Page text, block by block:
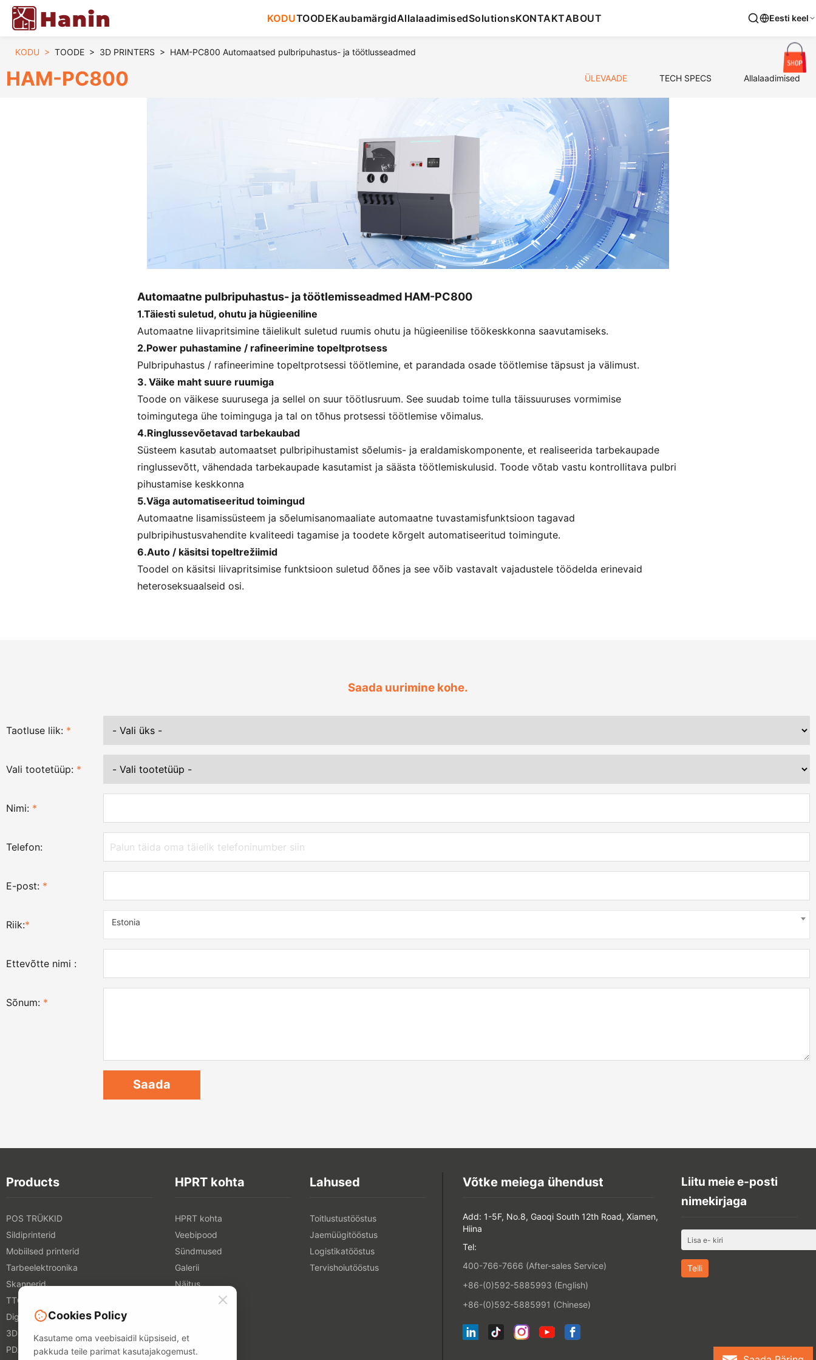
KODUTOODEKaubamärgidAllalaadimisedSolutionsKONTAKTABOUT Eesti keel
KODU > TOODE > 3D PRINTERS > HAM-PC800 Automaatsed pulbripuhastus- ja töötlusseadmed
HAM-PC800 ÜLEVAADE TECH SPECS Allalaadimised
Automaatne pulbripuhastus- ja töötlemisseadmed HAM-PC800
1.Täiesti suletud, ohutu ja hügieeniline
Automaatne liivapritsimine täielikult suletud ruumis ohutu ja hügieenilise töökeskkonna saavutamiseks.
2.Power puhastamine / rafineerimine topeltprotsess
Pulbripuhastus / rafineerimine topeltprotsessi töötlemine, et parandada osade töötlemise täpsust ja välimust.
3. Väike maht suure ruumiga
Toode on väikese suurusega ja sellel on suur töötlusruum. See suudab toime tulla täissuuruses vormimise
toimingutega ühe toiminguga ja tal on tõhus protsessi töötlemise võimalus.
4.Ringlussevõetavad tarbekaubad
Süsteem kasutab automaatset pulbripihustamist sõelumis- ja eraldamiskomponente, et realiseerida tarbekaupade
ringlussevõtt, vähendada tarbekaupade kasutamist ja säästa töötlemiskulusid. Toode võtab vastu kontrollitava pulbri
pihustamise keskkonna
5.Väga automatiseeritud toimingud
Automaatne lisamissüsteem ja sõelumisanomaaliate automaatne tuvastamisfunktsioon tagavad
pulbripihustusvahendite kvaliteedi tagamise ja toodete kõrgelt automatiseeritud toimingute.
6.Auto / käsitsi topeltrežiimid
Toodel on käsitsi liivapritsimise funktsioon suletud õõnes ja see võib vastavalt vajadustele töödelda erinevaid
heteroseksuaalseid osi.
Saada uurimine kohe.
Taotluse liik: *
Vali tootetüüp: *
Nimi: *
Telefon:
E-post: *
Riik:* Estonia
Ettevõtte nimi :
Sõnum: *
Products
POS TRÜKKID
Sildiprinterid
Mobiilsed printerid
Tarbeelektroonika
Skannerid
TTO TRÜKID
Digitaalsed tekstiiliprinterid
3D-printerid
PDA
HPRT kohta
HPRT kohta
Veebipood
Sündmused
Galerii
Näitus
Lahused
Toitlustustööstus
Jaemüügitööstus
Logistikatööstus
Tervishoiutööstus
Võtke meiega ühendust
Add: 1-5F, No.8, Gaoqi South 12th Road, Xiamen,
Hiina
Tel:
400-766-7666 (After-sales Service)
+86-(0)592-5885993 (English)
+86-(0)592-5885991 (Chinese)
Liitu meie e-posti
nimekirjaga
Cookies Policy
Kasutame oma veebisaidil küpsiseid, et
pakkuda teile parimat kasutajakogemust.